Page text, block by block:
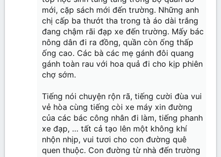
mới, cặp sách mới đến trường. Những anh
chị cấp ba thướt tha trong tà áo dài trắng
đang chậm rãi đạp xe đến trường. Mấy bác
nông dân đi ra đồng, quần còn ống thấp
ống cao. Các bà các mẹ gánh đôi quang
gánh toàn rau với hoa quả đi cho kịp phiên
chợ sớm.
Tiếng nói chuyện rộn rã, tiếng cười đùa vui
vẻ hòa cùng tiếng còi xe máy xin đường
của các bác công nhân đi làm, tiếng phanh
xe đạp, … tất cả tạo lên một không khí
nhộn nhịp, vui tươi cho con đường quê
quen thuộc. Con đường từ nhà đến trường